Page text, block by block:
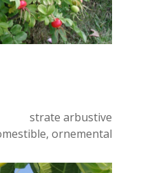
strate arbustive
ornemental